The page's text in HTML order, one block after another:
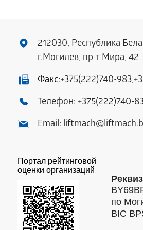
212030, Республика
г.Могилев, пр-т Мира, 42
Факс:+375(222)740-983,
Телефон: +375(222)740-
Email:
Портал рейтинговой
оценки организаций
по
BIC